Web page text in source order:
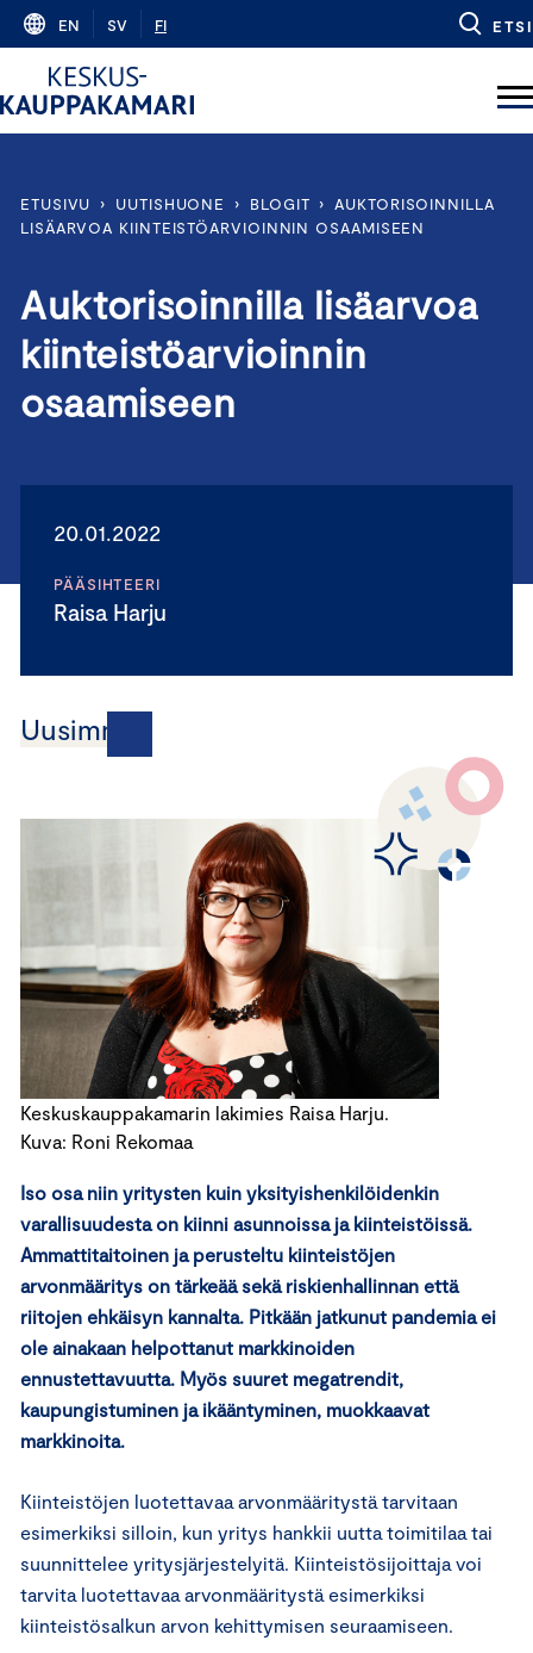
Skip
content
EN SV FI ETSI
ETUSIVU › UUTISHUONE › BLOGIT › AUKTORISOINNILLA
LISÄARVOA KIINTEISTÖARVIOINNIN OSAAMISEEN
Auktorisoinnilla lisäarvoa
kiinteistöarvioinnin
osaamiseen
20.01.2022
PÄÄSIHTEERI
Raisa Harju
Uusimmat
Keskuskauppakamarin lakimies Raisa Harju.
Kuva: Roni Rekomaa
Iso osa niin yritysten kuin yksityishenkilöidenkin
varallisuudesta on kiinni asunnoissa ja kiinteistöissä.
Ammattitaitoinen ja perusteltu kiinteistöjen
arvonmääritys on tärkeää sekä riskienhallinnan että
riitojen ehkäisyn kannalta. Pitkään jatkunut pandemia ei
ole ainakaan helpottanut markkinoiden
ennustettavuutta. Myös suuret megatrendit,
kaupungistuminen ja ikääntyminen, muokkaavat
markkinoita.
Kiinteistöjen luotettavaa arvonmääritystä tarvitaan
esimerkiksi silloin, kun yritys hankkii uutta toimitilaa tai
suunnittelee yritysjärjestelyitä. Kiinteistösijoittaja voi
tarvita luotettavaa arvonmääritystä esimerkiksi
kiinteistösalkun arvon kehittymisen seuraamiseen.